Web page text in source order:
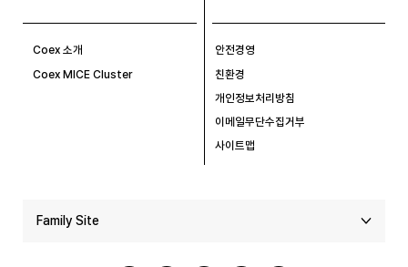
Coex 소개
Coex MICE Cluster
안전경영
친환경
개인정보처리방침
이메일무단수집거부
사이트맵
Family Site